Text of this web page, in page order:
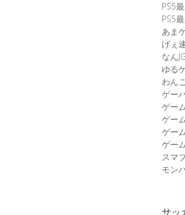
PS5
PS5
あま
げぇ
なん
ゆる
わん
ゲー
ゲー
ゲー
ゲー
ゲー
スマ
モン
サッ